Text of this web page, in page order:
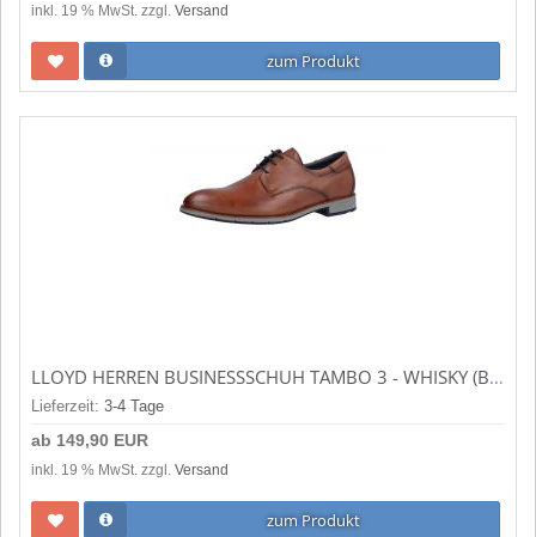
inkl. 19 % MwSt. zzgl. Versand
zum Produkt
LLOYD HERREN BUSINESSSCHUH TAMBO 3 - WHISKY (BRAUN) 1311303
Lieferzeit: 3-4 Tage
ab 149,90 EUR
inkl. 19 % MwSt. zzgl. Versand
zum Produkt